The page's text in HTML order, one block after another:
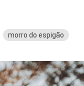
morro do espigão